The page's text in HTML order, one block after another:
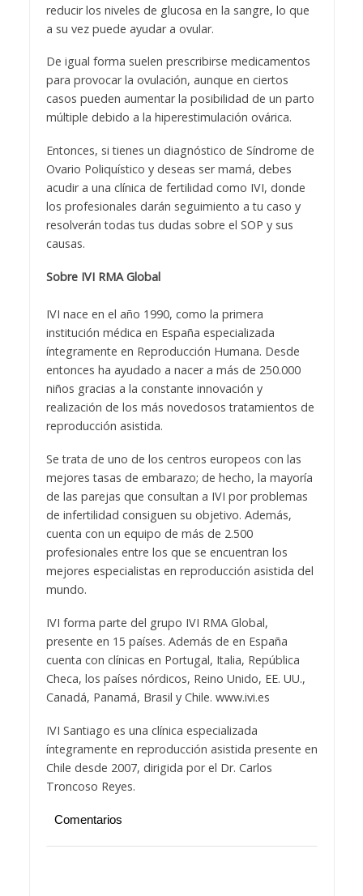
reducir los niveles de glucosa en la sangre, lo que
a su vez puede ayudar a ovular.
De igual forma suelen prescribirse medicamentos
para provocar la ovulación, aunque en ciertos
casos pueden aumentar la posibilidad de un parto
múltiple debido a la hiperestimulación ovárica.
Entonces, si tienes un diagnóstico de Síndrome de
Ovario Poliquístico y deseas ser mamá, debes
acudir a una clínica de fertilidad como IVI, donde
los profesionales darán seguimiento a tu caso y
resolverán todas tus dudas sobre el SOP y sus
causas.
Sobre IVI RMA Global
IVI nace en el año 1990, como la primera
institución médica en España especializada
íntegramente en Reproducción Humana. Desde
entonces ha ayudado a nacer a más de 250.000
niños gracias a la constante innovación y
realización de los más novedosos tratamientos de
reproducción asistida.
Se trata de uno de los centros europeos con las
mejores tasas de embarazo; de hecho, la mayoría
de las parejas que consultan a IVI por problemas
de infertilidad consiguen su objetivo. Además,
cuenta con un equipo de más de 2.500
profesionales entre los que se encuentran los
mejores especialistas en reproducción asistida del
mundo.
IVI forma parte del grupo IVI RMA Global,
presente en 15 países. Además de en España
cuenta con clínicas en Portugal, Italia, República
Checa, los países nórdicos, Reino Unido, EE. UU.,
Canadá, Panamá, Brasil y Chile. www.ivi.es
IVI Santiago es una clínica especializada
íntegramente en reproducción asistida presente en
Chile desde 2007, dirigida por el Dr. Carlos
Troncoso Reyes.
Comentarios